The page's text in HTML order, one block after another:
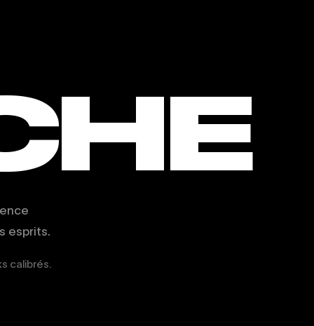
esprits.
calibrés.